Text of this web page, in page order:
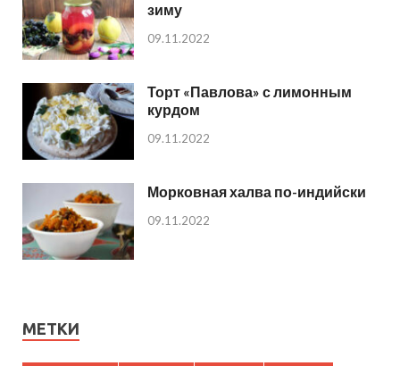
зиму
09.11.2022
Торт «Павлова» с лимонным
курдом
09.11.2022
Морковная халва по-индийски
09.11.2022
МЕТКИ